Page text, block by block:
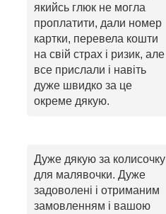
якийсь глюк не могла
проплатити, дали номер
картки, перевела кошти
на свій страх і ризик, але
все прислали і навіть
дуже швидко за це
окреме дякую.
Дуже дякую за колисочку
для малявочки. Дуже
задоволені і отриманим
замовленням і вашою